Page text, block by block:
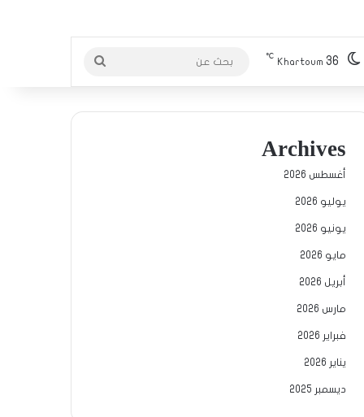
Khartoum 36
℃
Archives
أغسطس 2026
يوليو 2026
يونيو 2026
مايو 2026
أبريل 2026
مارس 2026
فبراير 2026
يناير 2026
ديسمبر 2025